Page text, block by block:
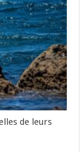
de leurs